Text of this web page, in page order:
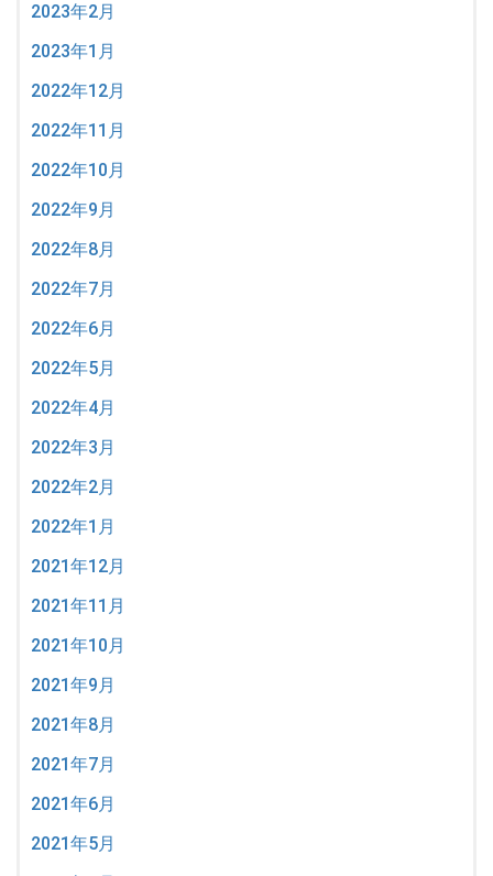
2023年2月
2023年1月
2022年12月
2022年11月
2022年10月
2022年9月
2022年8月
2022年7月
2022年6月
2022年5月
2022年4月
2022年3月
2022年2月
2022年1月
2021年12月
2021年11月
2021年10月
2021年9月
2021年8月
2021年7月
2021年6月
2021年5月